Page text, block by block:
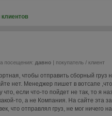
посещения: давно | покупатель / клиент
чтобы отправить сборный груз
нет. Менеджер пишет в вотсапе
что, если что-то пойдет не так, то я
то, а не Компания. На сайте эта
что отправлял груз, не мог ничего